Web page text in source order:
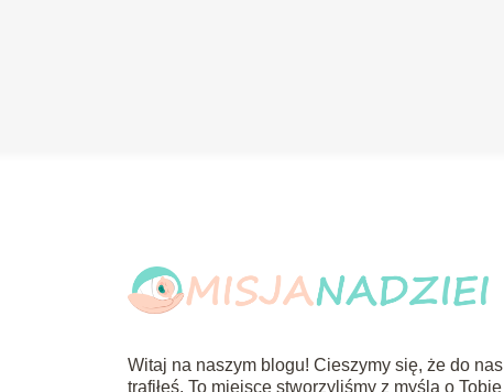
Witaj na naszym blogu! Cieszymy się, że do nas
trafiłeś. To miejsce stworzyliśmy z myślą o Tobie